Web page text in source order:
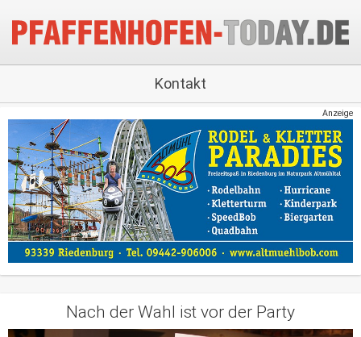
Kontakt
Anzeige
Nach der Wahl ist vor der Party